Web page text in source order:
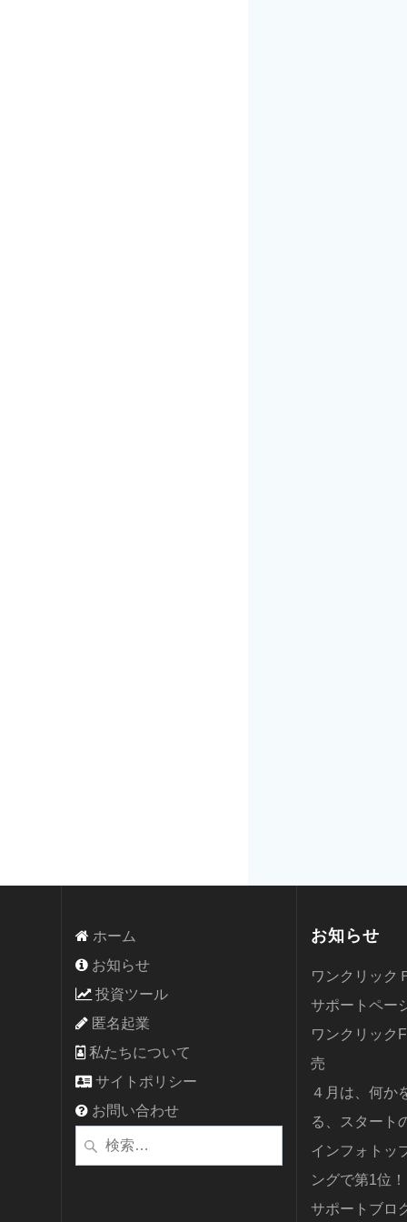
ホーム
お知らせ
投資ツール
匿名起業
私たちについて
サイトポリシー
お問い合わせ
お知らせ
ワンクリック
サポートペー
ワンクリック
売
４月は、何か
る、スタート
インフォトッ
ングで第1位！
サポートブロ